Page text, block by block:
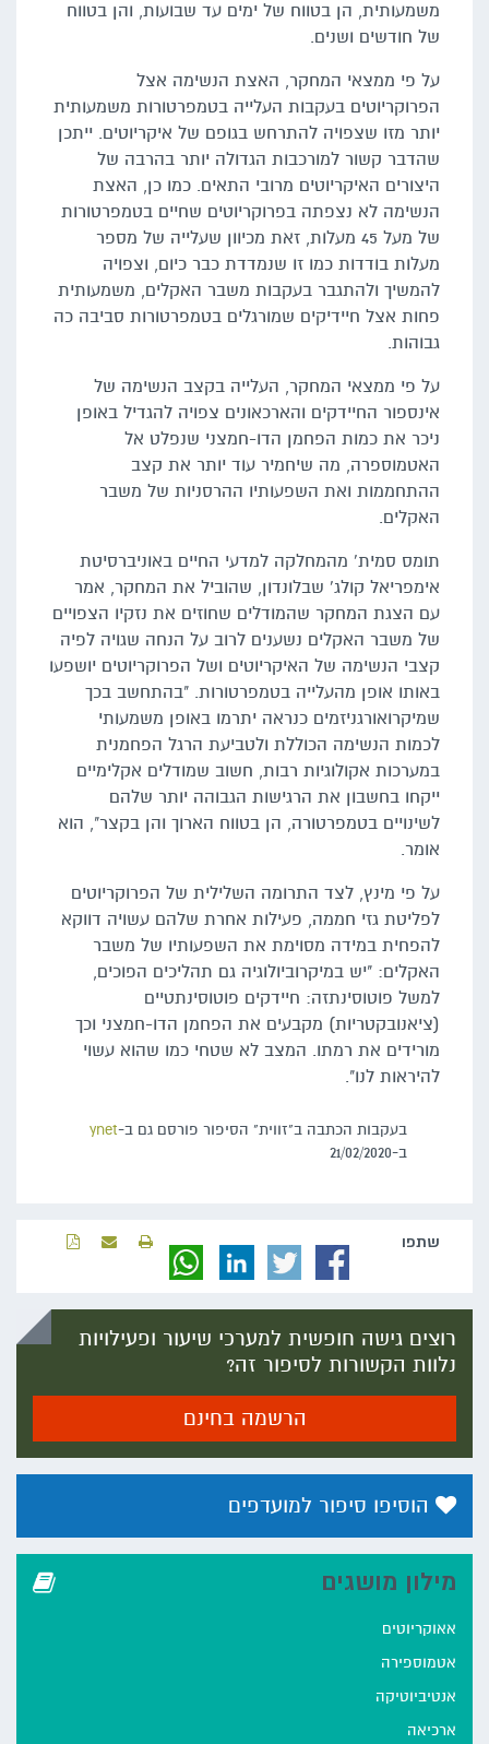
משמעותית, הן בטווח של ימים עד שבועות, והן בטווח
של חודשים ושנים.
על פי ממצאי המחקר, האצת הנשימה אצל
הפרוקריוטים בעקבות העלייה בטמפרטורות משמעותית
יותר מזו שצפויה להתרחש בגופם של איקריוטים. ייתכן
שהדבר קשור למורכבות הגדולה יותר בהרבה של
היצורים האיקריוטים מרובי התאים. כמו כן, האצת
הנשימה לא נצפתה בפרוקריוטים שחיים בטמפרטורות
של מעל 45 מעלות, זאת מכיוון שעלייה של מספר
מעלות בודדות כמו זו שנמדדת כבר כיום, וצפויה
להמשיך ולהתגבר בעקבות משבר האקלים, משמעותית
פחות אצל חיידיקים שמורגלים בטמפרטורות סביבה כה
גבוהות.
על פי ממצאי המחקר, העלייה בקצב הנשימה של
אינספור החיידקים והארכאונים צפויה להגדיל באופן
ניכר את כמות הפחמן הדו-חמצני שנפלט אל
האטמוספרה, מה שיחמיר עוד יותר את קצב
ההתחממות ואת השפעותיו ההרסניות של משבר
האקלים.
תומס סמית' מהמחלקה למדעי החיים באוניברסיטת
אימפריאל קולג' שבלונדון, שהוביל את המחקר, אמר
עם הצגת המחקר שהמודלים שחוזים את נזקיו הצפויים
של משבר האקלים נשענים לרוב על הנחה שגויה לפיה
קצבי הנשימה של האיקריוטים ושל הפרוקריוטים יושפעו
באותו אופן מהעלייה בטמפרטורות. "בהתחשב בכך
שמיקרואורגניזמים כנראה יתרמו באופן משמעותי
לכמות הנשימה הכוללת ולטביעת הרגל הפחמנית
במערכות אקולוגיות רבות, חשוב שמודלים אקלימיים
ייקחו בחשבון את הרגישות הגבוהה יותר שלהם
לשינויים בטמפרטורה, הן בטווח הארוך והן בקצר", הוא
אומר.
על פי מינץ, לצד התרומה השלילית של הפרוקריוטים
לפליטת גזי חממה, פעילות אחרת שלהם עשויה דווקא
להפחית במידה מסוימת את השפעותיו של משבר
האקלים: "יש במיקרוביולוגיה גם תהליכים הפוכים,
למשל פוטוסינתזה: חיידקים פוטוסינתטיים
(ציאנובקטריות) מקבעים את הפחמן הדו-חמצני וכך
מורידים את רמתו. המצב לא שטחי כמו שהוא עשוי
להיראות לנו".
בעקבות הכתבה ב"זווית" הסיפור פורסם גם ב-ynet
ב-21/02/2020
שתפו‬
רוצים גישה חופשית למערכי שיעור ופעילויות
נלוות הקשורות לסיפור זה?
הרשמה בחינם
הוסיפו סיפור למועדפים
מילון מושגים
אאוקריוטים
אטמוספירה
אנטיביוטיקה
ארכיאה